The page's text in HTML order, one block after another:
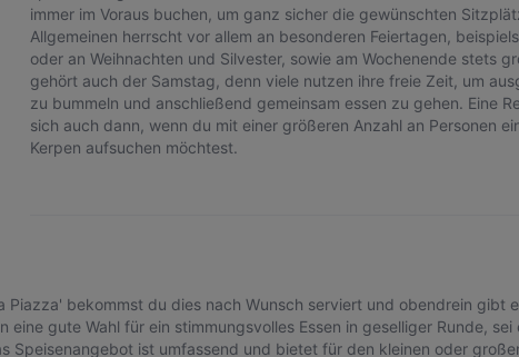
immer im Voraus buchen, um ganz sicher die gewünschten
Allgemeinen herrscht vor allem an besonderen Feiertagen,
oder an Weihnachten und Silvester, sowie am Wochenende stets
gehört auch der Samstag, denn viele nutzen ihre freie Zeit, um
zu bummeln und anschließend gemeinsam essen zu gehen. Eine
sich auch dann, wenn du mit einer größeren Anzahl an Personen
Kerpen aufsuchen möchtest.
bekommst du dies nach Wunsch serviert und obendrein gibt
gute Wahl für ein stimmungsvolles Essen in geselliger Runde, sei
Speisenangebot ist umfassend und bietet für den kleinen oder